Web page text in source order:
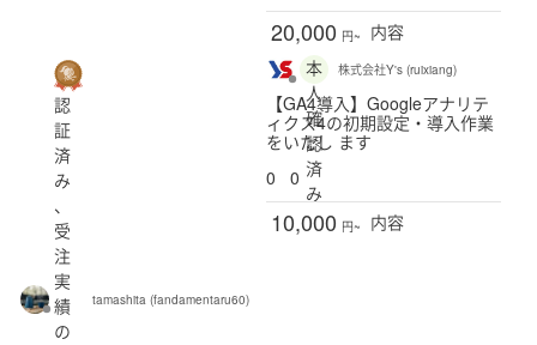
20,000 円~ 内容
認
証
済
み
、
受
注
実
績
の
tamashita (fandamentaru60)
本
人
確
認
済
み
株式会社Y's (ruixiang)
【GA4導入】Googleアナリテ
ィクス4の初期設定・導入作業
をいたし ます
0
0
10,000 円~ 内容